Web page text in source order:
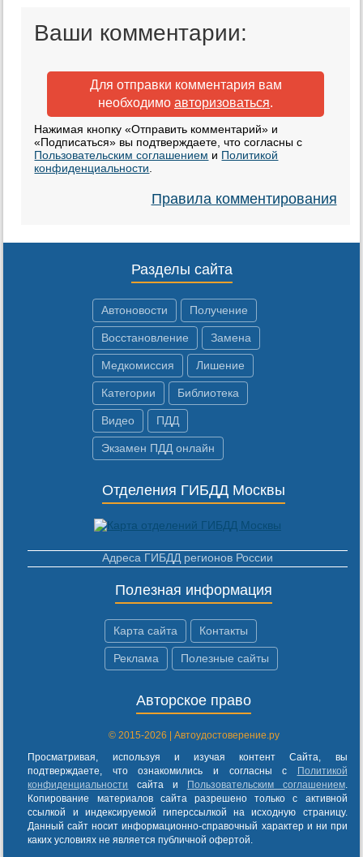
Ваши комментарии:
Для отправки комментария вам
необходимо авторизоваться.
Нажимая кнопку «Отправить комментарий» и
«Подписаться» вы подтверждаете, что согласны с
Пользовательским соглашением и Политикой
конфиденциальности
Правила комментирования
Разделы сайта
Автоновости Получение
Восстановление Замена
Медкомиссия Лишение
Категории Библиотека
Видео ПДД
Экзамен ПДД онлайн
Отделения ГИБДД Москвы
Адреса ГИБДД регионов России
Полезная информация
Карта сайта Контакты
Реклама Полезные сайты
Авторское право
© 2015-2026 | Автоудостоверение.ру
Просматривая, используя и изучая контент Сайта, вы
подтверждаете, что ознакомились и согласны с
Политикой
конфиденциальности
сайта и Пользовательским соглашением.
Копирование материалов сайта разрешено только с активной
ссылкой и индексируемой гиперссылкой на исходную страницу.
Данный сайт носит информационно-справочный характер и ни при
каких условиях не является публичной офертой.